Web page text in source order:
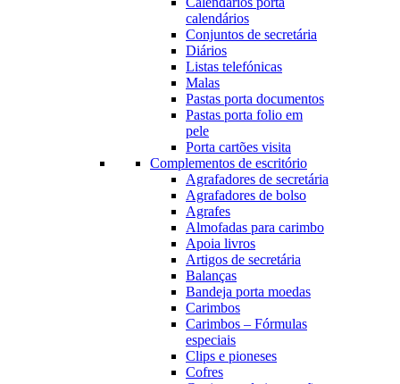
calendários
Conjuntos de secretária
Diários
Listas telefónicas
Malas
Pastas porta documentos
Pastas porta folio em
pele
Porta cartões visita
Complementos de escritório
Agrafadores de secretária
Agrafadores de bolso
Agrafes
Almofadas para carimbo
Apoia livros
Artigos de secretária
Balanças
Bandeja porta moedas
Carimbos
Carimbos – Fórmulas
especiais
Clips e pioneses
Cofres